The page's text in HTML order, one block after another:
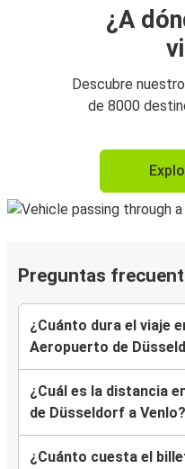
¿A
Descubre
de 8000
Preguntas
¿Cuánto dura el viaje
Aeropuerto de
¿Cuál es la distancia
de Düsseldorf a Venlo?
¿Cuánto cuesta el